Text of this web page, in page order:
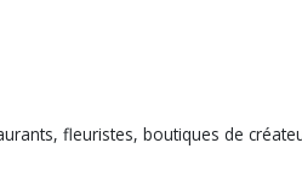
fleuristes, boutiques de